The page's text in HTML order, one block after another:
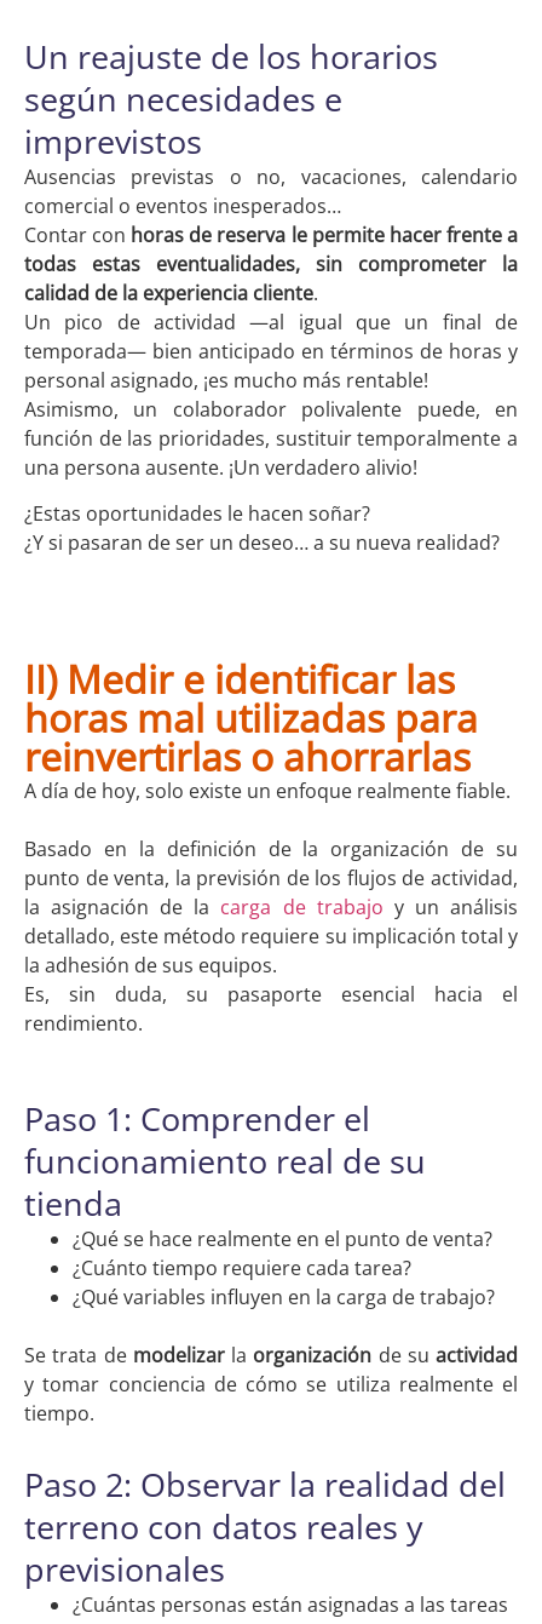
Un reajuste de los horarios
según necesidades e
imprevistos
Ausencias previstas o no, vacaciones, calendario
comercial o eventos inesperados…
Contar con horas de reserva le permite hacer frente a
todas estas eventualidades, sin comprometer la
calidad de la experiencia cliente.
Un pico de actividad —al igual que un final de
temporada— bien anticipado en términos de horas y
personal asignado, ¡es mucho más rentable!
Asimismo, un colaborador polivalente puede, en
función de las prioridades, sustituir temporalmente a
una persona ausente. ¡Un verdadero alivio!
¿Estas oportunidades le hacen soñar?
¿Y si pasaran de ser un deseo… a su nueva realidad?
II) Medir e identificar las
horas mal utilizadas para
reinvertirlas o ahorrarlas
A día de hoy, solo existe un enfoque realmente fiable.
Basado en la definición de la organización de su
punto de venta, la previsión de los flujos de actividad,
la asignación de la carga de trabajo y un análisis
detallado, este método requiere su implicación total y
la adhesión de sus equipos.
Es, sin duda, su pasaporte esencial hacia el
rendimiento.
Paso 1: Comprender el
funcionamiento real de su
tienda
¿Qué se hace realmente en el punto de venta?
¿Cuánto tiempo requiere cada tarea?
¿Qué variables influyen en la carga de trabajo?
Se trata de modelizarla organización de su actividad
y tomar conciencia de cómo se utiliza realmente el
tiempo.
Paso 2: Observar la realidad del
terreno con datos reales y
previsionales
¿Cuántas personas están asignadas a las tareas